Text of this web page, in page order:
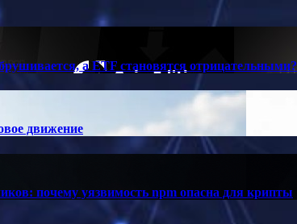
а ETF становятся отрицательными?
движение
почему уязвимость npm опасна для крипты